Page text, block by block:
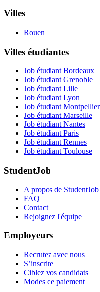
Villes
Rouen
Villes étudiantes
Job étudiant Bordeaux
Job étudiant Grenoble
Job étudiant Lille
Job étudiant Lyon
Job étudiant Montpellier
Job étudiant Marseille
Job étudiant Nantes
Job étudiant Paris
Job étudiant Rennes
Job étudiant Toulouse
StudentJob
A propos de StudentJob
FAQ
Contact
Rejoignez l'équipe
Employeurs
Recrutez avec nous
S’inscrire
Ciblez vos candidats
Modes de paiement